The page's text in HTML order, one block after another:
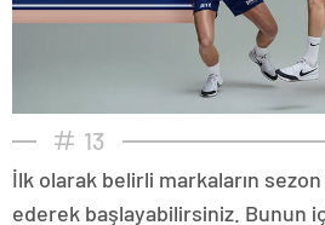
13
İlk olarak belirli markaların
ederek başlayabilirsiniz. Bunun